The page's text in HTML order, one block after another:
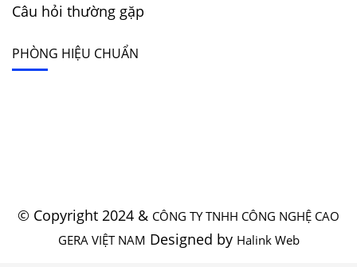
Câu hỏi thường gặp
PHÒNG HIỆU CHUẨN
© Copyright 2024 & CÔNG TY TNHH CÔNG NGHỆ CAO
GERA VIỆT NAM Designed by Halink Web